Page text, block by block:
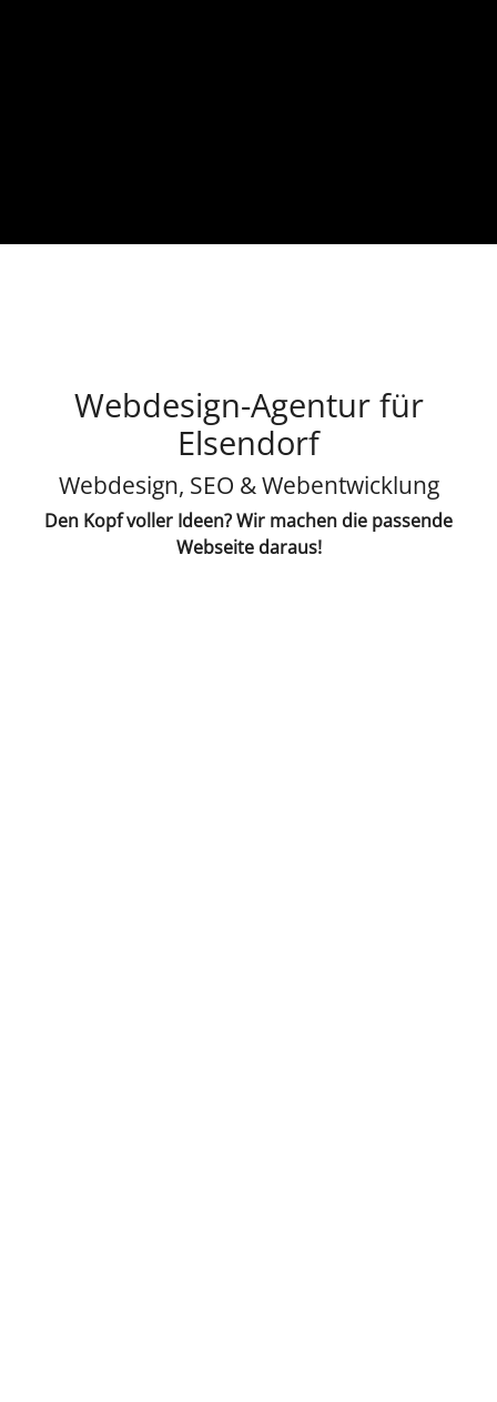
Webdesign-Agentur für
Elsendorf
Webdesign, SEO & Webentwicklung
Den Kopf voller Ideen? Wir machen die passende
Webseite daraus!